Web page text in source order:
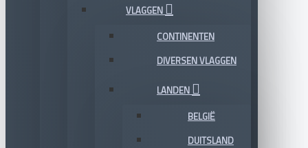
VLAGGEN
CONTINENTEN
DIVERSEN VLAGGEN
LANDEN
BELGIË
DUITSLAND